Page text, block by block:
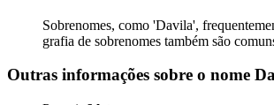
Sobrenomes, como 'Davila',
grafia de sobrenomes também são
Outras informações sobre o nome